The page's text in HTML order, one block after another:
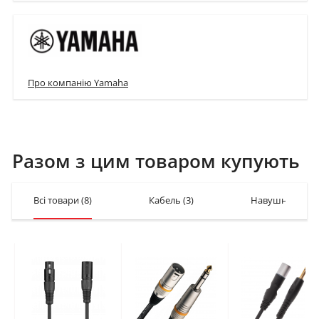
Про компанію Yamaha
Разом з цим товаром купують
Всі товари(8) Кабель (3) Навушники